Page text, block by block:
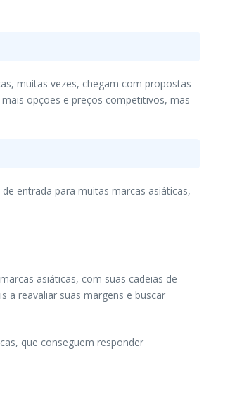
muitas vezes, chegam com propostas
opções e preços competitivos, mas
entrada para muitas marcas asiáticas,
asiáticas, com suas cadeias de
a reavaliar suas margens e buscar
que conseguem responder